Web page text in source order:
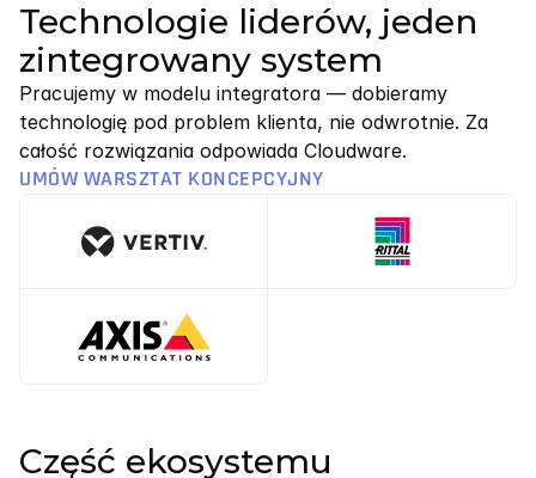
Technologie liderów, jeden
zintegrowany system
Pracujemy w modelu integratora — dobieramy
technologię pod problem klienta, nie odwrotnie. Za
całość rozwiązania odpowiada Cloudware.
UMÓW WARSZTAT KONCEPCYJNY
Część ekosystemu